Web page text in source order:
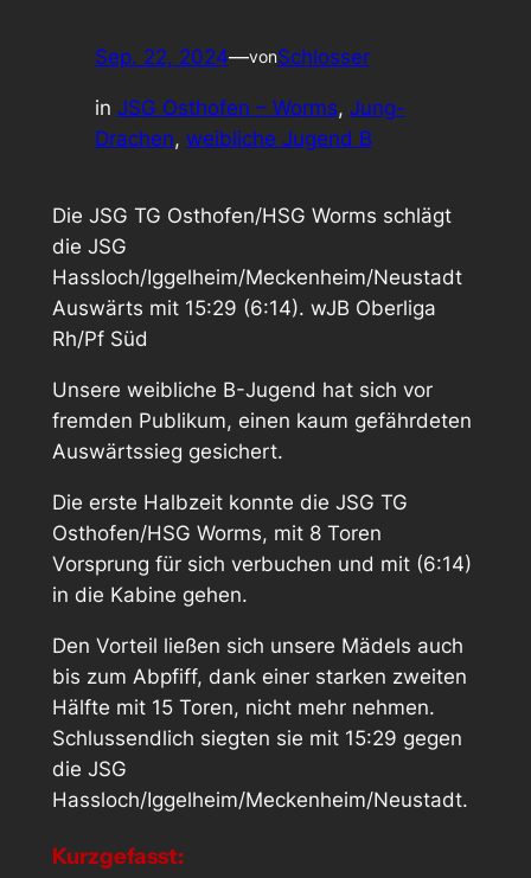
Sep. 22, 2024—vonSchlosser
in JSG Osthofen – Worms, Jung-
Drachen, weibliche Jugend B
Die JSG TG Osthofen/HSG Worms schlägt
die JSG
Hassloch/Iggelheim/Meckenheim/Neustadt
Auswärts mit 15:29 (6:14). wJB Oberliga
Rh/Pf Süd
Unsere weibliche B-Jugend hat sich vor
fremden Publikum, einen kaum gefährdeten
Auswärtssieg gesichert.
Die erste Halbzeit konnte die JSG TG
Osthofen/HSG Worms, mit 8 Toren
Vorsprung für sich verbuchen und mit (6:14)
in die Kabine gehen.
Den Vorteil ließen sich unsere Mädels auch
bis zum Abpfiff, dank einer starken zweiten
Hälfte mit 15 Toren, nicht mehr nehmen.
Schlussendlich siegten sie mit 15:29 gegen
die JSG
Hassloch/Iggelheim/Meckenheim/Neustadt.
Kurzgefasst: